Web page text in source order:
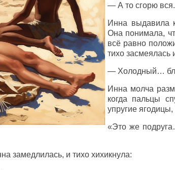
— А то сгорю вся.
Инна выдавила
Она понимала,
всё равно
тихо засмеялась
— Холодный…
Инна молча
когда пальцы
упругие
«Это же
замедлилась, и тихо хихикнула: